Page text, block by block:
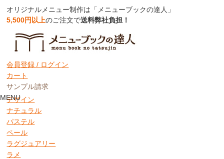
オリジナルメニュー制作は「メニューブックの達人」
5,500円以上のご注文で送料弊社負担！
会員登録 / ログイン
カート
サンプル請求
MENU
取り扱いクロス詳細
クロスグラフィック
コルク風
シック
デザイン
ナチュラル
パステル
ペール
ラグジュアリー
ラメ